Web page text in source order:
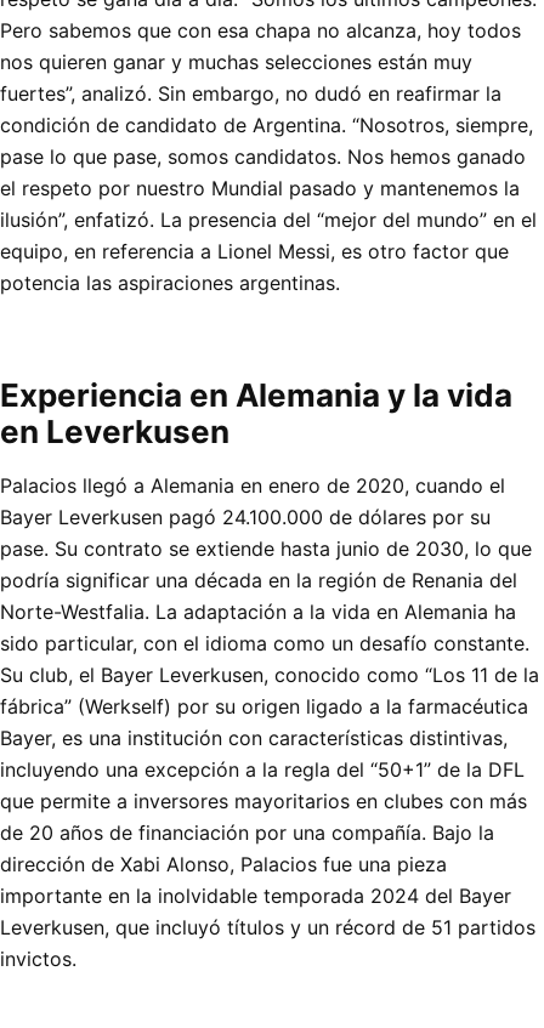
Pero sabemos que con esa chapa no alcanza, hoy todos
nos quieren ganar y muchas selecciones están muy
fuertes”, analizó. Sin embargo, no dudó en reafirmar la
condición de candidato de Argentina. “Nosotros, siempre,
pase lo que pase, somos candidatos. Nos hemos ganado
el respeto por nuestro Mundial pasado y mantenemos la
ilusión”, enfatizó. La presencia del “mejor del mundo” en el
equipo, en referencia a Lionel Messi, es otro factor que
potencia las aspiraciones argentinas.
Experiencia en Alemania y la vida
en Leverkusen
Palacios llegó a Alemania en enero de 2020, cuando el
Bayer Leverkusen pagó 24.100.000 de dólares por su
pase. Su contrato se extiende hasta junio de 2030, lo que
podría significar una década en la región de Renania del
Norte-Westfalia. La adaptación a la vida en Alemania ha
sido particular, con el idioma como un desafío constante.
Su club, el Bayer Leverkusen, conocido como “Los 11 de la
fábrica” (Werkself) por su origen ligado a la farmacéutica
Bayer, es una institución con características distintivas,
incluyendo una excepción a la regla del “50+1” de la DFL
que permite a inversores mayoritarios en clubes con más
de 20 años de financiación por una compañía. Bajo la
dirección de Xabi Alonso, Palacios fue una pieza
importante en la inolvidable temporada 2024 del Bayer
Leverkusen, que incluyó títulos y un récord de 51 partidos
invictos.